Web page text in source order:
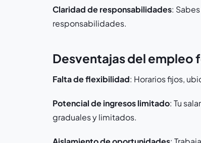
Claridad de responsabilidades:
responsabilidades.
Desventajas del empleo
Falta de flexibilidad: Horarios fijos,
Potencial de ingresos limitado: Tu
graduales y limitados.